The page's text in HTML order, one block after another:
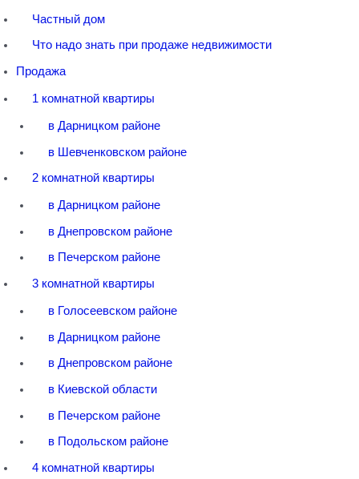
Частный дом
Что надо знать при продаже недвижимости
Продажа
1 комнатной квартиры
в Дарницком районе
в Шевченковском районе
2 комнатной квартиры
в Дарницком районе
в Днепровском районе
в Печерском районе
3 комнатной квартиры
в Голосеевском районе
в Дарницком районе
в Днепровском районе
в Киевской области
в Печерском районе
в Подольском районе
4 комнатной квартиры